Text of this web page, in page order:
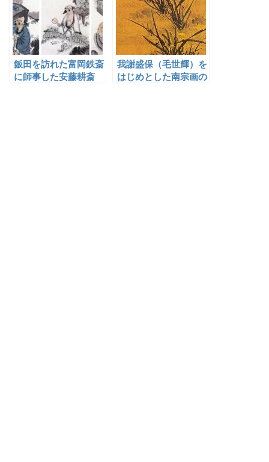
飯田を訪れた富岡鉄斎
に師事した安藤耕斎
我謝盛保（毛世輝）を
はじめとした南宗画の